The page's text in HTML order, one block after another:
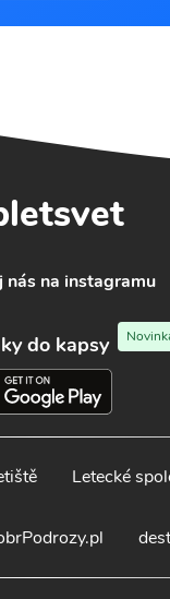
nás na instagramu
do kapsy
Letecké